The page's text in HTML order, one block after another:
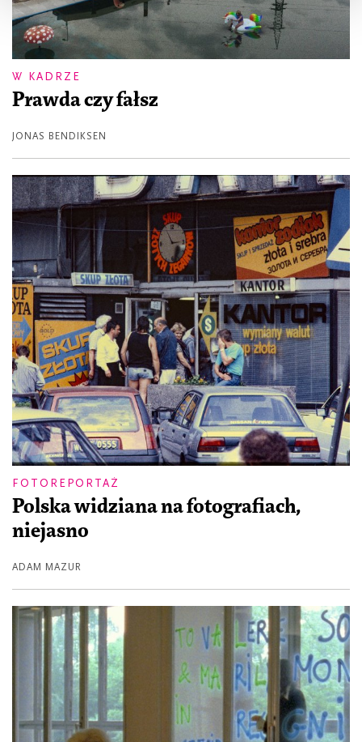
W KADRZE
Prawda czy fałsz
JONAS BENDIKSEN
FOTOREPORTAŻ
Polska widziana na fotografiach,
niejasno
ADAM MAZUR